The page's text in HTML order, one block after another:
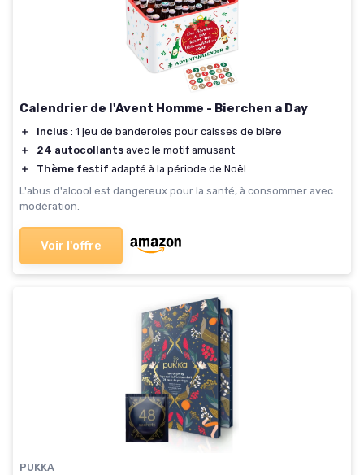
Calendrier de l'Avent Homme - Bierchen a Day
＋ Inclus : 1 jeu de banderoles pour caisses de bière
＋
24 autocollants avec le motif amusant
＋
Thème festif adapté à la période de Noël
L'abus d'alcool est dangereux pour la santé, à consommer avec
modération.
Voir l'offre
PUKKA